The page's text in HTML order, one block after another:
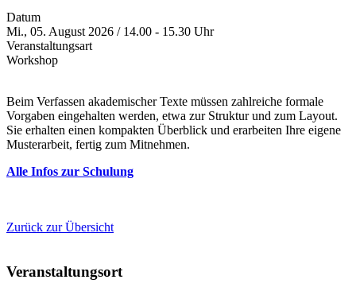
Datum
Mi., 05. August 2026 / 14.00 - 15.30 Uhr
Veranstaltungsart
Workshop
Beim Verfassen akademischer Texte müssen zahlreiche formale
Vorgaben eingehalten werden, etwa zur Struktur und zum Layout.
Sie erhalten einen kompakten Überblick und erarbeiten Ihre eigene
Musterarbeit, fertig zum Mitnehmen.
Alle Infos zur Schulung
Zurück zur Übersicht
Veranstaltungsort